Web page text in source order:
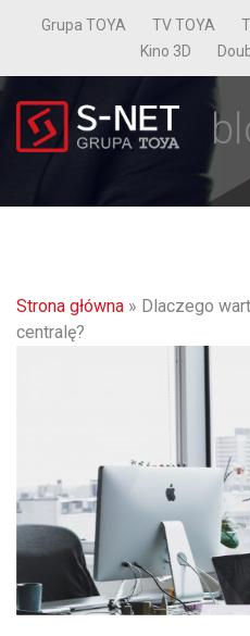
Grupa TOYA TV TOYA
Kino 3D
Strona główna » Dlaczego
centralę?